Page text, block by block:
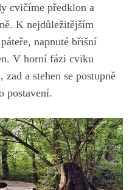
cvičíme⁤ předklon a
K nejdůležitějším
napnuté břišní⁢
V horní‌ fázi cviku
a stehen se postupně
postavení.